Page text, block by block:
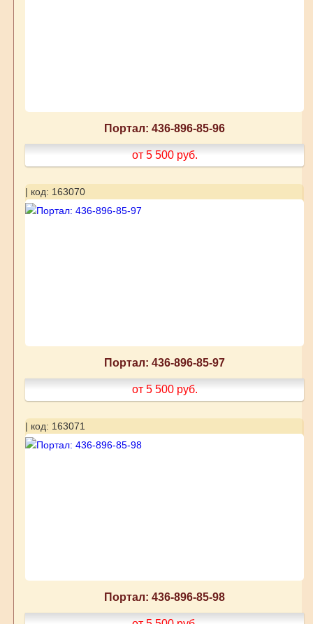
Портал: 436-896-85-96
от 5 500 руб.
| код: 163070
Портал: 436-896-85-97
от 5 500 руб.
| код: 163071
Портал: 436-896-85-98